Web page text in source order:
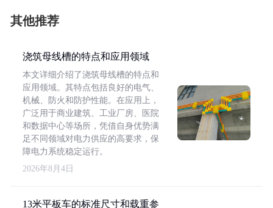
其他推荐
浇筑母线槽的特点和应用领域
本文详细介绍了浇筑母线槽的特点和
应用领域。其特点包括良好的电气、
机械、防火和防护性能。在应用上，
广泛用于商业建筑、工业厂房、医院
和数据中心等场所，凭借自身优势满
足不同领域对电力供应的高要求，保
障电力系统稳定运行。
2026年8月4日
13米平板车的标准尺寸和载重参